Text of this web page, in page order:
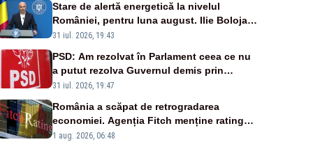
Stare de alertă energetică la nivelul
României, pentru luna august. Ilie Bolojan
a anunțat importuri și posibile restricții –
31 iul. 2026, 19:43
PSD: Am rezolvat în Parlament ceea ce nu
a putut rezolva Guvernul demis prin
moțiune de cenzură
31 iul. 2026, 19:47
România a scăpat de retrogradarea
economiei. Agenția Fitch menține ratingul
„BBB-” cu perspectivă negativă
1 aug. 2026, 06:48